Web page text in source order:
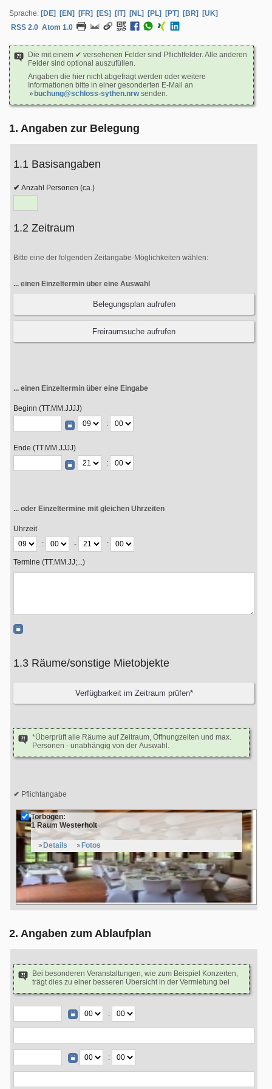
Sprache: [DE] [EN] [FR] [ES] [IT] [NL] [PL] [PT] [BR]
[UK]
RSS 2.0 Atom 1.0
Die mit einem ✔ versehenen Felder sind Pflichtfelder. Alle anderen
Felder sind optional auszufüllen.
Angaben die hier nicht abgefragt werden oder weitere
Informationen bitte in einer gesonderten E-Mail an
buchung@schloss-sythen.nrwsenden.
1. Angaben zur Belegung
1.1 Basisangaben
Anzahl Personen (ca.)
1.2 Zeitraum
Bitte eine der folgenden Zeitangabe-Möglichkeiten wählen:
... einen Einzeltermin über eine Auswahl
Belegungsplan aufrufen
Freiraumsuche aufrufen
... einen Einzeltermin über eine Eingabe
Beginn (TT.MM.JJJJ)
:
Ende (TT.MM.JJJJ)
:
... oder Einzeltermine mit gleichen Uhrzeiten
Uhrzeit
:
- :
Termine (TT.MM.JJ;...)
1.3 Räume/sonstige Mietobjekte
*Überprüft alle Räume auf Zeitraum, Öffnungzeiten und max.
Personen - unabhängig von der Auswahl.
Pflichtangabe
Torbogen:
1 Raum Westerholt
Details Fotos
2. Angaben zum Ablaufplan
Bei besonderen Veranstaltungen, wie zum Beispiel Konzerten,
trägt dies zu einer besseren Übersicht in der Vermietung bei
:
: